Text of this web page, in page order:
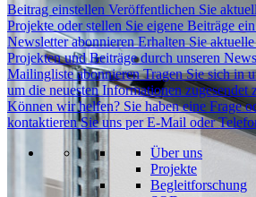
Beitrag einstellen Veröffentlichen Sie
Projekte oder stellen Sie eigene Beiträge
Newsletter abonnieren Erhalten Sie
Projekten und Beiträge durch unseren
Mailingliste abonnieren Tragen Sie sich in
um die neuesten Informationen zugesendet
Können wir helfen? Sie haben eine Frage
kontaktieren Sie uns per E-Mail oder
Über uns
Projekte
Begleitforschung